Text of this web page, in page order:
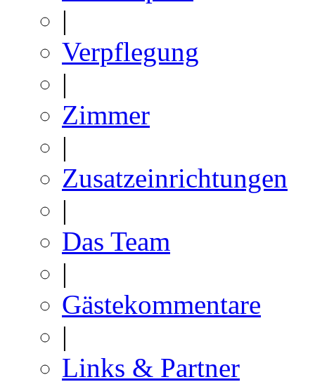
|
Verpflegung
|
Zimmer
|
Zusatzeinrichtungen
|
Das Team
|
Gästekommentare
|
Links & Partner